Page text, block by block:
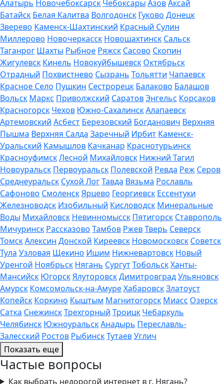
Алатырь Новочебоксарск Чебоксары АзовАксай
Батайск Белая Калитва Волгодонск Гуково Донецк
Зверево Каменск-Шахтинский Красный Сулин
Миллерово Новочеркасск Новошахтинск Сальск
Таганрог Шахты Рыбное Ряжск Сасово Скопин
Жигулевск Кинель Новокуйбышевск Октябрьск
Отрадный Похвистнево Сызрань Тольятти Чапаевск
Красное Село Пушкин Сестрорецк Балаково Балашов
Вольск Маркс Приволжский СаратовЭнгельс Корсаков
Красногорск Чехов Южно-СахалинскАлапаевск
Артемовский Асбест Березовский Богданович Верхняя
Пышма Верхняя Салда Заречный Ирбит Каменск-
Уральский Камышлов Качканар Краснотурьинск
КрасноуфимскЛесной Михайловск Нижний Тагил
Новоуральск Первоуральск Полевской Ревда Реж Серов
Среднеуральск Сухой ЛогТавда Вязьма Рославль
Сафоново СмоленскЯрцево Георгиевск Ессентуки
Железноводск Изобильный Кисловодск Минеральные
Воды Михайловск Невинномысск Пятигорск Ставрополь
Мичуринск Рассказово Тамбов РжевТверь Северск
ТомскАлексин Донской Киреевск Новомосковск Советск
Тула Узловая Щекино Ишим Нижневартовск Новый
Уренгой Ноябрьск Нягань СургутТобольскХанты-
Мансийск ЮгорскЯлуторовскДимитровградУльяновск
Амурск Комсомольск-на-АмуреХабаровскЗлатоуст
Копейск Коркино Кыштым Магнитогорск Миасс Озерск
Сатка СнежинскТрехгорный Троицк Чебаркуль
Челябинск ЮжноуральскАнадырь Переславль-
Залесский Ростов РыбинскТутаевУглич
Показать еще
Частые вопросы
Как выбрать недорогой интернет в г. Нягань?